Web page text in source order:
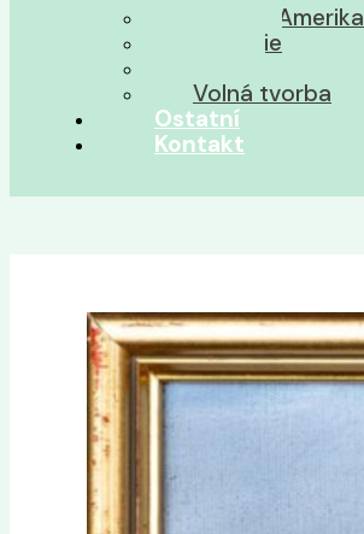
Střední Amerika
Oceánie
Volná tvorba
Ostatní
Kontakt